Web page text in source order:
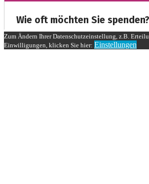
Zum Ändern Ihrer Datenschutzeinstellung, z.B.
Einwilligungen, klicken Sie hier: Einstellungen